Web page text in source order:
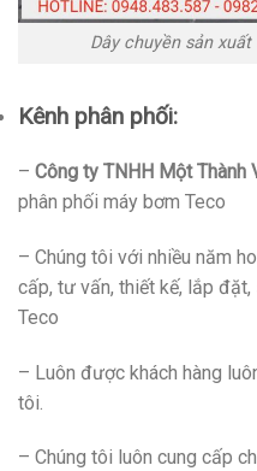
Dây chuyền sản
Kênh phân phối:
– Công ty TNHH Một Thành
phân phối máy bơm Teco
– Chúng tôi với nhiều năm
cấp, tư vấn, thiết kế, lắp
Teco
– Luôn được khách hàng
tôi.
– Chúng tôi luôn cung cấp